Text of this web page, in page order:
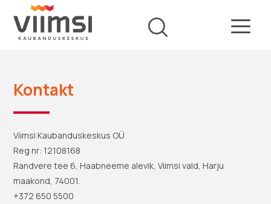
Kontakt
Viimsi Kaubanduskeskus OÜ
Reg nr: 12108168
Randvere tee 6, Haabneeme alevik, Viimsi vald, Harju
maakond, 74001.
+372 650 5500